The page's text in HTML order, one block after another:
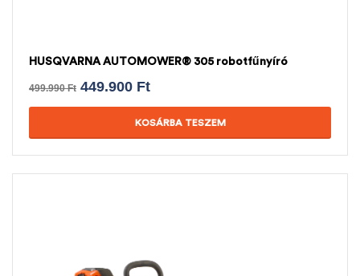
HUSQVARNA AUTOMOWER® 305 robotfűnyíró
499.990Ft 449.900 Ft
KOSÁRBA TESZEM